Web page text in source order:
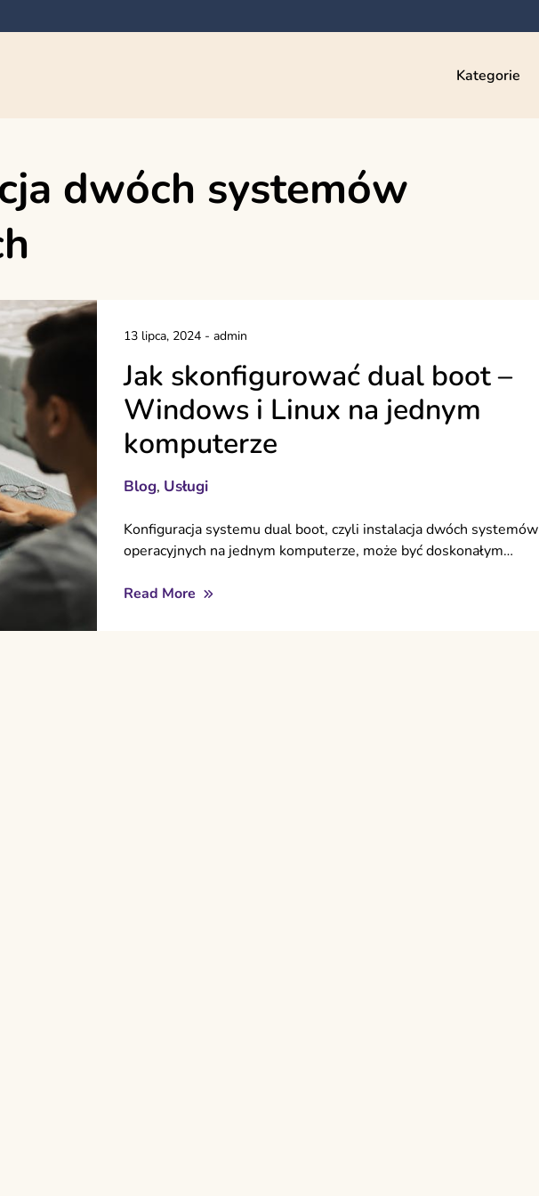
Kategorie
dwóch systemów
13 lipca, 2024- admin
Jak skonfigurować dual boot –
Windows i Linux na jednym
komputerze
Blog, Usługi
Konfiguracja systemu dual boot, czyli instalacja dwóch systemów
operacyjnych na jednym komputerze, może być doskonałym…
Read More